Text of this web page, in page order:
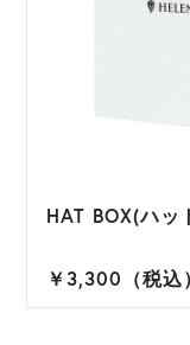
HAT BOX(ハッ
￥3,300（税込）